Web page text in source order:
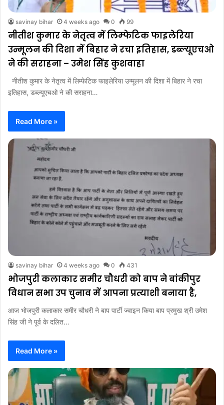
savinay bihar 4 weeks ago 0 99
नीतीश कुमार के नेतृत्व में लिम्फेटिक फाइलेरिया
उन्मूलन की दिशा में बिहार ने रचा इतिहास, डब्ल्यूएचओ
ने की सराहना – उमेश सिंह कुशवाहा
नीतीश कुमार के नेतृत्व में लिम्फेटिक फाइलेरिया उन्मूलन की दिशा में बिहार ने रचा
इतिहास, डब्ल्यूएचओ ने की सराहना…
Read More »
savinay bihar 4 weeks ago 0 431
भोजपुरी कलाकार समीर चौधरी को बाप ने बांकीपुर
विधान सभा उप चुनाव में आपना प्रत्याशी बनाया है,
आज भोजपुरी कलाकार समीर चौधरी ने बाप पार्टी ज्वाइन किया बाप प्रमुख श्री उमेश
सिंह जी ने पूर्व के दलित…
Read More »